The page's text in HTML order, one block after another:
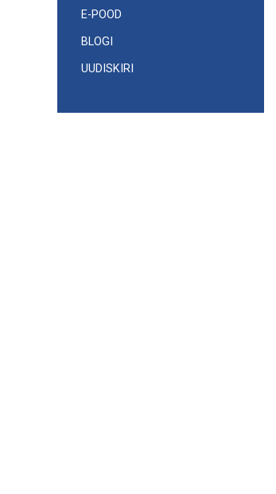
E-POOD
BLOGI
UUDISKIRI